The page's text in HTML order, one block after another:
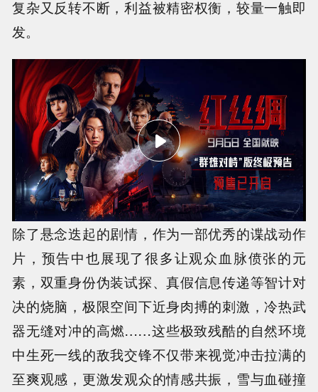
复杂又反转不断，利益被精密权衡，较量一触即
发。
除了悬念迭起的剧情，作为一部优秀的谍战动作
片，预告中也展现了很多让观众血脉偾张的元
素，双重身份伪装试探、真假信息传递等智计对
决的烧脑，极限空间下近身肉搏的刺激，冷热武
器无缝对冲的高燃……这些极致残酷的自然环境
中生死一线的敌我交锋不仅带来视觉冲击拉满的
至爽观感，更激发观众的情感共振，雪与血碰撞